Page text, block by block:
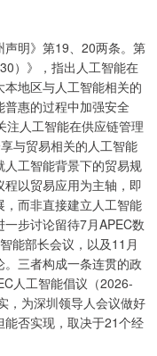
明》第19、20两条。第
）》，指出人工智能在
地区与人工智能相关的
惠的过程中加强安全
注人工智能在供应链管理
与贸易相关的人工智能
工智能背景下的贸易规
以贸易应用为主轴，即
而非直接建立人工智能
步讨论留待7月APEC数
能部长会议，以及11月
三者构成一条连贯的政
人工智能倡议（2026-
，为深圳领导人会议做好
否实现，取决于21个经